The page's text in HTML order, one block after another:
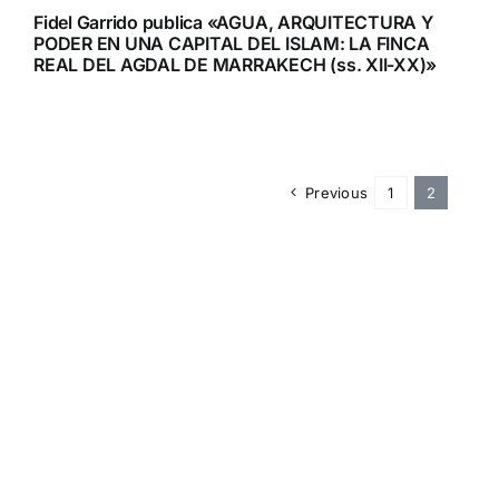
Fidel Garrido publica «AGUA, ARQUITECTURA Y
PODER EN UNA CAPITAL DEL ISLAM: LA FINCA
REAL DEL AGDAL DE MARRAKECH (ss. XII-XX)»
Previous 1 2